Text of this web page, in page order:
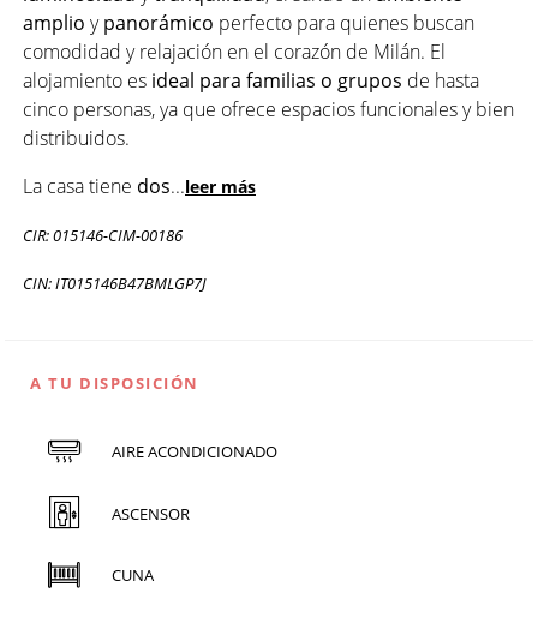
amplio ypanorámico perfecto para quienes buscan
comodidad y relajación en el corazón de Milán. El
alojamiento es ideal para familias o grupos de hasta
cinco personas, ya que ofrece espacios funcionales y bien
distribuidos.
La casa tiene dos...leer más
CIR: 015146-CIM-00186
CIN: IT015146B47BMLGP7J
A TU DISPOSICIÓN
AIRE ACONDICIONADO
ASCENSOR
CUNA